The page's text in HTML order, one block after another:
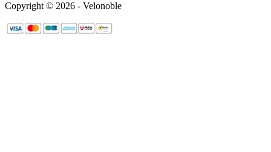
Copyright © 2026 - Velonoble